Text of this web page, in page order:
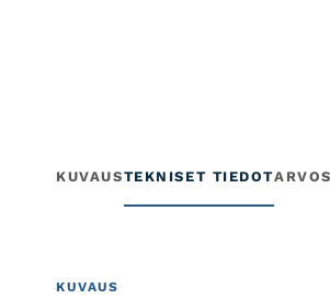
KUVAUSTEKNISET TIEDOT
KUVAUS